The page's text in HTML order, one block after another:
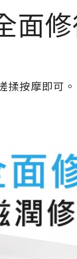
面
揉按摩即可。